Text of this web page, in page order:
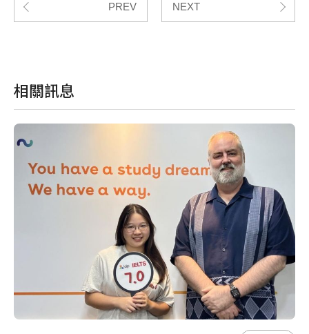
PREV NEXT
相關訊息